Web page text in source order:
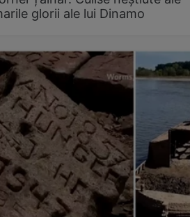
glorii ale lui Dinamo